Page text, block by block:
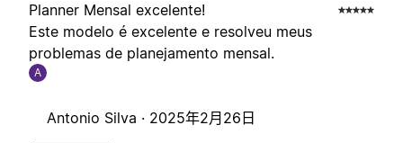
Planner Mensal excelente!
Este modelo é excelente e resolveu meus
problemas de planejamento mensal.
A
Antonio Silva · 2025年2月26日